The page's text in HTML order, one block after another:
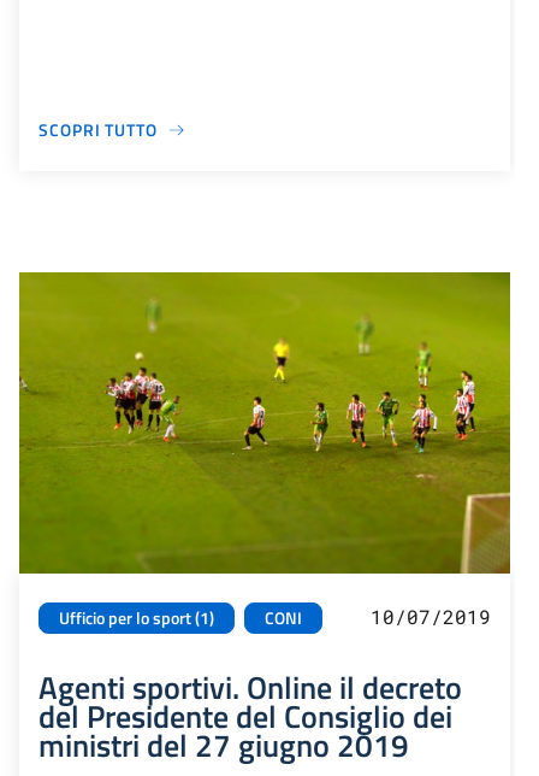
SCOPRI TUTTO
Ufficio per lo sport (1) CONI 10/07/2019
Agenti sportivi. Online il decreto
del Presidente del Consiglio dei
ministri del 27 giugno 2019